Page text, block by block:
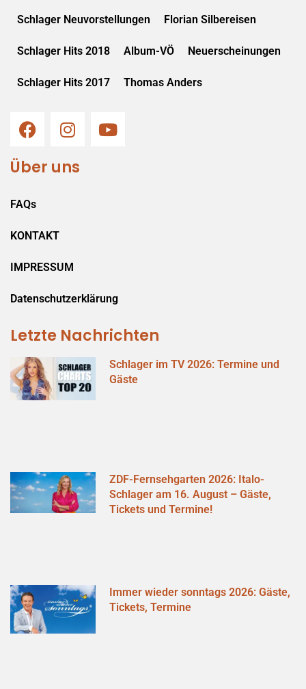
Schlager Neuvorstellungen Florian Silbereisen
Schlager Hits 2018 Album-VÖ Neuerscheinungen
Schlager Hits 2017 Thomas Anders
Über uns
FAQs
KONTAKT
IMPRESSUM
Datenschutzerklärung
Letzte Nachrichten
Schlager im TV 2026: Termine und
Gäste
ZDF-Fernsehgarten 2026: Italo-
Schlager am 16. August – Gäste,
Tickets und Termine!
Immer wieder sonntags 2026: Gäste,
Tickets, Termine